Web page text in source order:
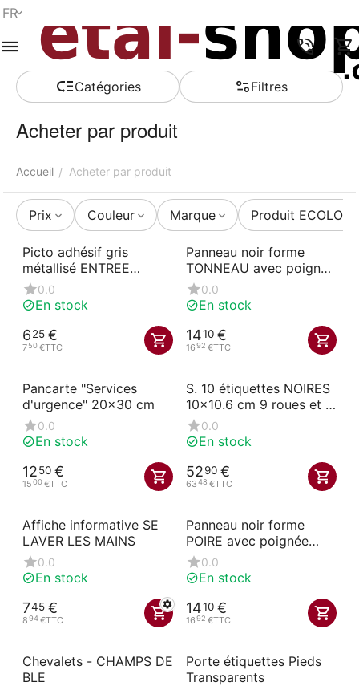
FR
Сatégories Filtres
Acheter par produit
Accueil / Acheter par produit
Prix Couleur Marque Produit
Picto adhésif gris
métallisé ENTREE
INTERDITE
0.0
En stock
625 €
750€TTC
Panneau noir forme
TONNEAU avec poignée
50x80 cm AKYLUX
0.0
En stock
1410 €
1692 €TTC
Pancarte "Services
d'urgence" 20x30 cm
0.0
En stock
1250 €
1500€TTC
S. 10 étiquettes NOIRES
10x10.6 cm 9 roues et à
pique blanche
0.0
En stock
5290 €
6348 €TTC
Affiche informative SE
LAVER LES MAINS
0.0
En stock
745 €
894€TTC
Panneau noir forme
POIRE avec poignée
50x80 cm AKYLUX
0.0
En stock
1410 €
1692 €TTC
Chevalets - CHAMPS DE
BLE
Porte étiquettes Pieds
Transparents
Menu Recherche
rapide
Panier Liste de
souhaits
Comparer Compte